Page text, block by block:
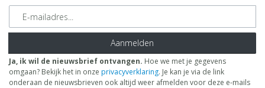
E-mailadres
Aanmelden
Ja, ik wil de nieuwsbrief ontvangen. Hoe we met je gegevens
omgaan? Bekijk het in onze privacyverklaring. Je kan je via de link
onderaan de nieuwsbrieven ook altijd weer afmelden voor deze e-mails